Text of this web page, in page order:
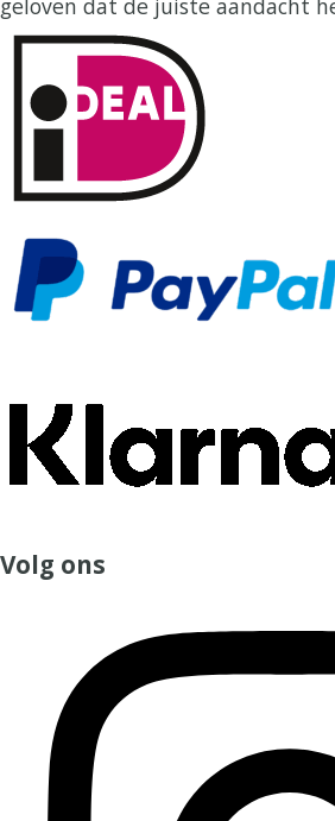
geloven dat de juiste aandacht
Volg ons